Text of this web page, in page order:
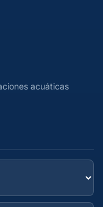
acuáticas